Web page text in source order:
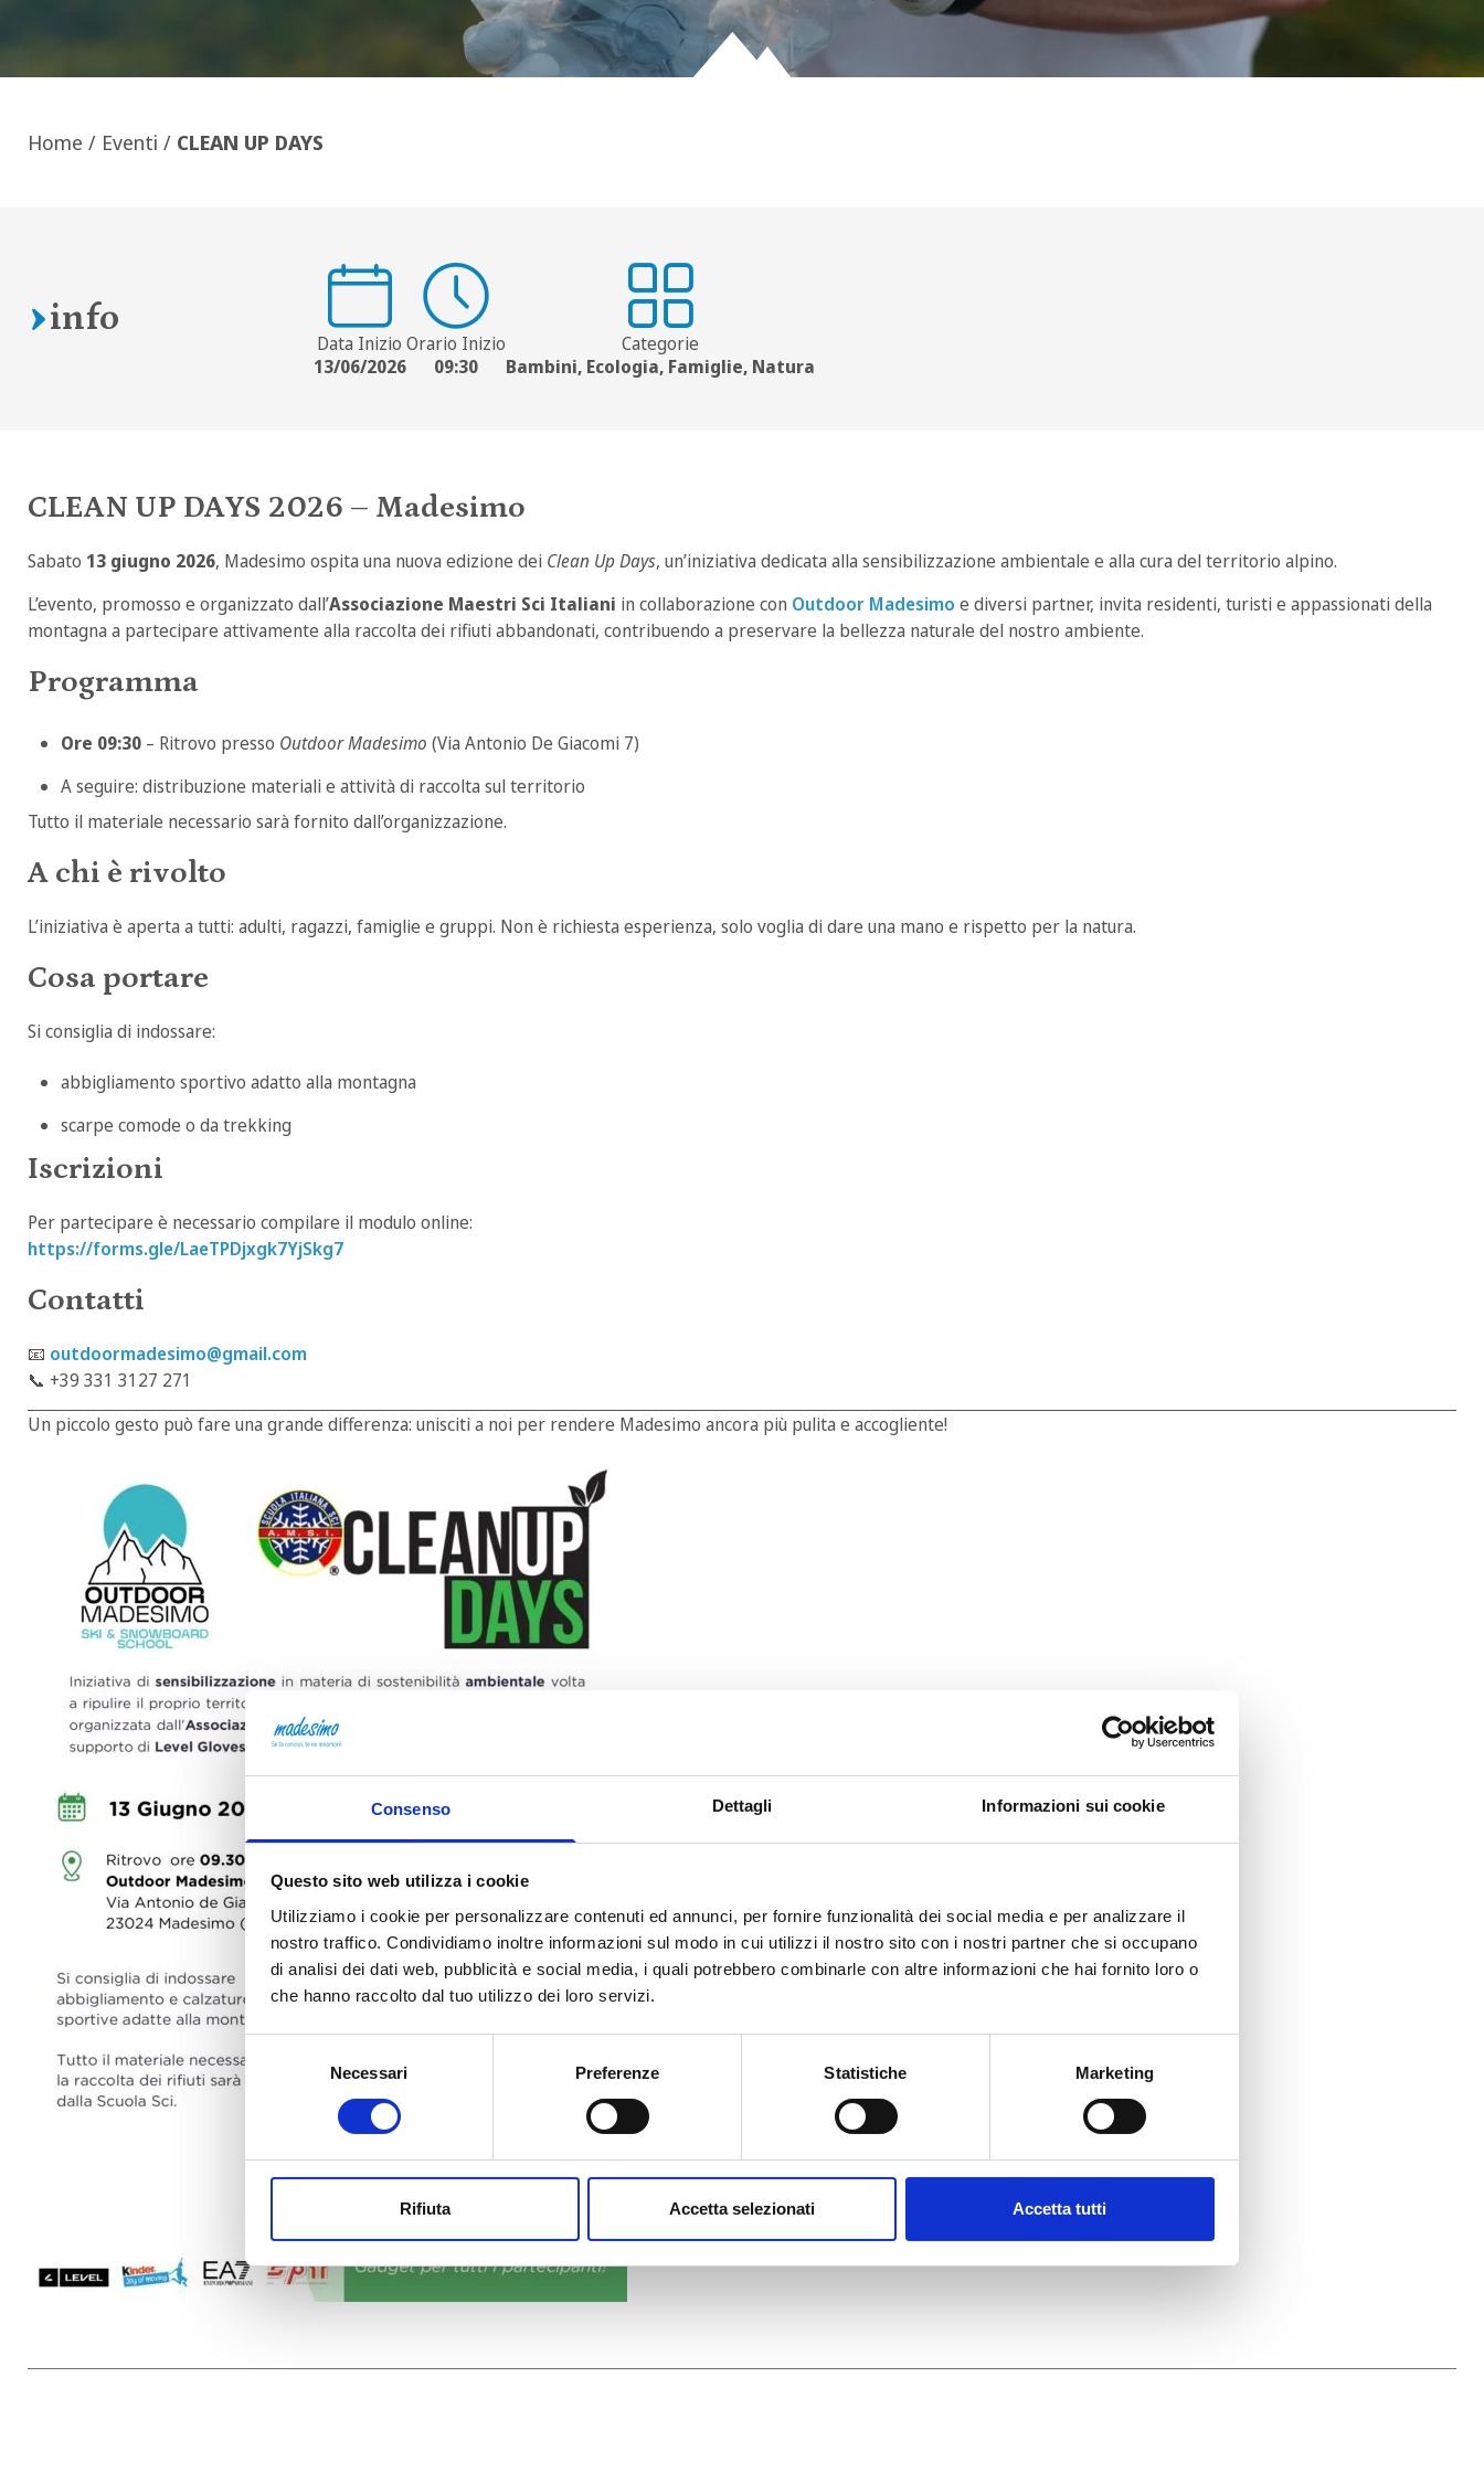
Consenso Dettagli Informazioni sui cookie
Questo sito web utilizza i cookie
Utilizziamo i cookie per personalizzare contenuti ed annunci, per fornire funzionalità dei social media e per analizzare il
nostro traffico. Condividiamo inoltre informazioni sul modo in cui utilizzi il nostro sito con i nostri partner che si occupano
di analisi dei dati web, pubblicità e social media, i quali potrebbero combinarle con altre informazioni che hai fornito loro o
che hanno raccolto dal tuo utilizzo dei loro servizi.
Necessari Preferenze Statistiche Marketing
Rifiuta Accetta selezionati Accetta tutti
Home / Eventi / CLEAN UP DAYS
info
Data Inizio
13/06/2026
Orario Inizio
09:30
Categorie
Bambini, Ecologia, Famiglie, Natura
CLEAN UP DAYS 2026 – Madesimo
Sabato 13 giugno 2026, Madesimo ospita una nuova edizione dei Clean Up Days, un’iniziativa dedicata alla sensibilizzazione ambientale e alla cura del territorio alpino.
L’evento, promosso e organizzato dall’Associazione Maestri Sci Italiani in collaborazione con Outdoor Madesimo e diversi partner, invita residenti, turisti e appassionati della
montagna a partecipare attivamente alla raccolta dei rifiuti abbandonati, contribuendo a preservare la bellezza naturale del nostro ambiente.
Programma
Ore 09:30 – Ritrovo presso Outdoor Madesimo (Via Antonio De Giacomi 7)
A seguire: distribuzione materiali e attività di raccolta sul territorio
Tutto il materiale necessario sarà fornito dall’organizzazione.
A chi è rivolto
L’iniziativa è aperta a tutti: adulti, ragazzi, famiglie e gruppi. Non è richiesta esperienza, solo voglia di dare una mano e rispetto per la natura.
Cosa portare
Si consiglia di indossare:
abbigliamento sportivo adatto alla montagna
scarpe comode o da trekking
Iscrizioni
Per partecipare è necessario compilare il modulo online:
https://forms.gle/LaeTPDjxgk7YjSkg7
Contatti
📧 outdoormadesimo@gmail.com
📞 +39 331 3127 271
Un piccolo gesto può fare una grande differenza: unisciti a noi per rendere Madesimo ancora più pulita e accogliente!